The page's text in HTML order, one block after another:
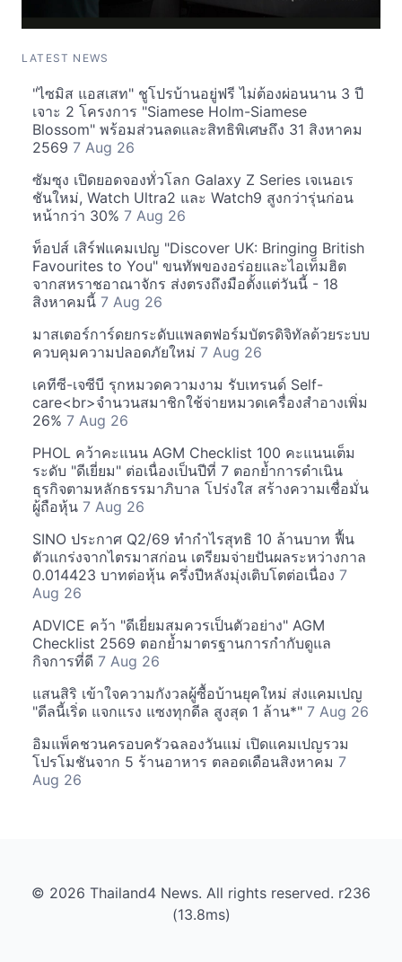
LATEST NEWS
"ไซมิส แอสเสท" ชูโปรบ้านอยู่ฟรี ไม่ต้องผ่อนนาน 3 ปี
เจาะ 2 โครงการ "Siamese Holm-Siamese
Blossom" พร้อมส่วนลดและสิทธิพิเศษถึง 31 สิงหาคม
2569 7 Aug 26
ซัมซุง เปิดยอดจองทั่วโลก Galaxy Z Series เจเนอเร
ชันใหม่, Watch Ultra2 และ Watch9 สูงกว่ารุ่นก่อน
หน้ากว่า 30% 7 Aug 26
ท็อปส์ เสิร์ฟแคมเปญ "Discover UK: Bringing British
Favourites to You" ขนทัพของอร่อยและไอเท็มฮิต
จากสหราชอาณาจักร ส่งตรงถึงมือตั้งแต่วันนี้ - 18
สิงหาคมนี้ 7 Aug 26
มาสเตอร์การ์ดยกระดับแพลตฟอร์มบัตรดิจิทัลด้วยระบบ
ควบคุมความปลอดภัยใหม่ 7 Aug 26
เคทีซี-เจซีบี รุกหมวดความงาม รับเทรนด์ Self-
care<br>จำนวนสมาชิกใช้จ่ายหมวดเครื่องสำอางเพิ่ม
26% 7 Aug 26
PHOL คว้าคะแนน AGM Checklist 100 คะแนนเต็ม
ระดับ "ดีเยี่ยม" ต่อเนื่องเป็นปีที่ 7 ตอกย้ำการดำเนิน
ธุรกิจตามหลักธรรมาภิบาล โปร่งใส สร้างความเชื่อมั่น
ผู้ถือหุ้น 7 Aug 26
SINO ประกาศ Q2/69 ทำกำไรสุทธิ 10 ล้านบาท ฟื้น
ตัวแกร่งจากไตรมาสก่อน เตรียมจ่ายปันผลระหว่างกาล
0.014423 บาทต่อหุ้น ครึ่งปีหลังมุ่งเติบโตต่อเนื่อง 7
Aug 26
ADVICE คว้า "ดีเยี่ยมสมควรเป็นตัวอย่าง" AGM
Checklist 2569 ตอกย้ำมาตรฐานการกำกับดูแล
กิจการที่ดี 7 Aug 26
แสนสิริ เข้าใจความกังวลผู้ซื้อบ้านยุคใหม่ ส่งแคมเปญ
"ดีลนี้เริ่ด แจกแรง แซงทุกดีล สูงสุด 1 ล้าน*" 7 Aug 26
อิมแพ็คชวนครอบครัวฉลองวันแม่ เปิดแคมเปญรวม
โปรโมชันจาก 5 ร้านอาหาร ตลอดเดือนสิงหาคม 7
Aug 26
© 2026 Thailand4 News. All rights reserved. r236
(13.8ms)